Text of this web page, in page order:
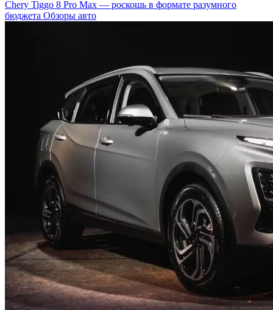
Chery Tiggo 8 Pro Max — роскошь в формате разумного
бюджета Обзоры авто